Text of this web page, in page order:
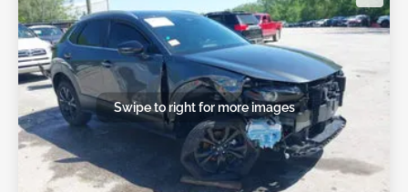
Swipe to right for more images